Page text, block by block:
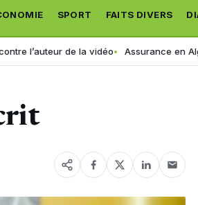
SPORT FAITS DIVERS
de la vidéo Assurance en Algérie :